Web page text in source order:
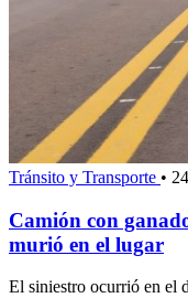
Tránsito y Transporte •
Camión con
murió en el lugar
El siniestro ocurrió en el